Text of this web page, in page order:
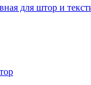
для штор и